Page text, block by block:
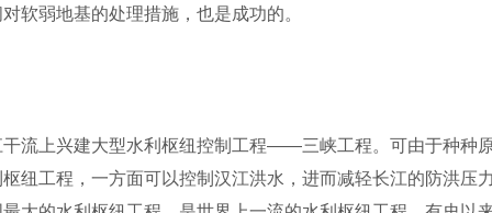
软弱地基的处理措施，也是成功的。
上兴建大型水利枢纽控制工程——三峡工程。可由于种种原
工程，一方面可以控制汉江洪水，进而减轻长江的防洪压